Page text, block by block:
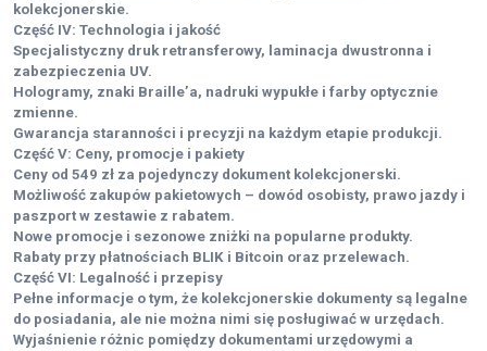
kolekcjonerskie.
Część IV: Technologia i jakość
Specjalistyczny druk retransferowy, laminacja dwustronna i
zabezpieczenia UV.
Hologramy, znaki Braille’a, nadruki wypukłe i farby optycznie
zmienne.
Gwarancja staranności i precyzji na każdym etapie produkcji.
Część V: Ceny, promocje i pakiety
Ceny od 549 zł za pojedynczy dokument kolekcjonerski.
Możliwość zakupów pakietowych – dowód osobisty, prawo jazdy i
paszport w zestawie z rabatem.
Nowe promocje i sezonowe zniżki na popularne produkty.
Rabaty przy płatnościach BLIK i Bitcoin oraz przelewach.
Część VI: Legalność i przepisy
Pełne informacje o tym, że kolekcjonerskie dokumenty są legalne
do posiadania, ale nie można nimi się posługiwać w urzędach.
Wyjaśnienie różnic pomiędzy dokumentami urzędowymi a